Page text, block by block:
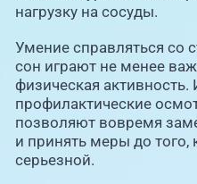
нагрузку на сосуды.
Умение справляться со
сон играют не менее
физическая
профилактические
позволяют вовремя
и принять меры до того,
серьезной.